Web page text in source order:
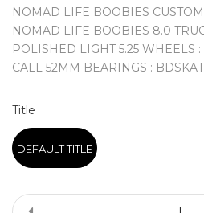
NOMAD LIFE BOOBIES
NOMAD LIFE BOOBIES 8.0
POLISHED LIGHT 5.25 WHEELS
CALL 52MM BEARINGS :
Title
DEFAULT TITLE